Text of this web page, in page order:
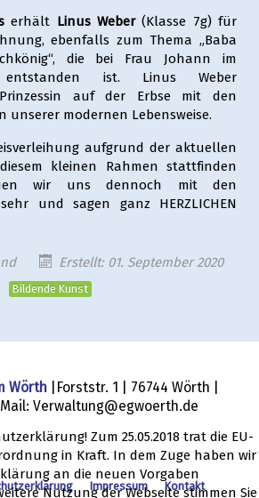
erhält Linus Weber(Klasse 7g) für
ebenfalls zum Thema „Baba
die bei Frau Johann im
entstanden ist. Linus Weber
auf der Erbse mit den
unserer modernen Lebensweise.
aufgrund der aktuellen
kleinen Rahmen stattfinden
wir uns dennoch mit den
und sagen ganz HERZLICHEN
Erstellt: 01. September 2020
Bildende Kunst
Wörth |Forststr. 1 | 76744 Wörth |
Verwaltung@egwoerth.de
Impressum Kontakt
Zum 25.05.2018 trat die EU-
in Kraft. In dem Zuge haben wir
an die neuen Vorgaben
Nutzung der Webseite stimmen Sie